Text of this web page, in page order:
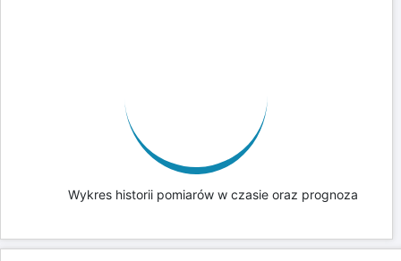
Wykres historii pomiarów w czasie oraz prognoza